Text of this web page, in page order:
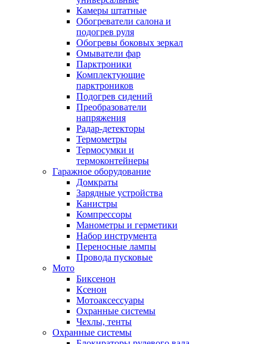
Камеры штатные
Обогреватели салона и
подогрев руля
Обогревы боковых зеркал
Омыватели фар
Парктроники
Комплектующие
парктроников
Подогрев сидений
Преобразователи
напряжения
Радар-детекторы
Термометры
Термосумки и
термоконтейнеры
Гаражное оборудование
Домкраты
Зарядные устройства
Канистры
Компрессоры
Манометры и герметики
Набор инструмента
Переносные лампы
Провода пусковые
Мото
Биксенон
Ксенон
Мотоаксессуары
Охранные системы
Чехлы, тенты
Охранные системы